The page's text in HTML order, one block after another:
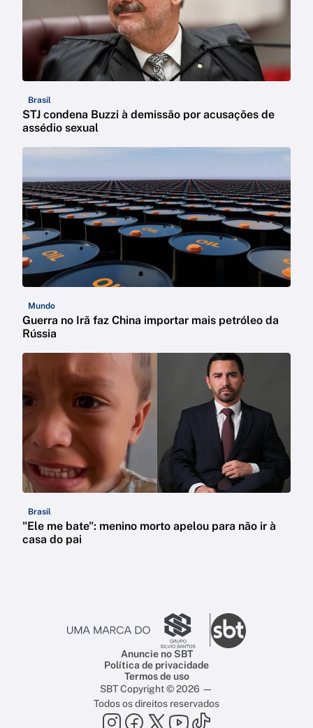
Brasil
STJ condena Buzzi à demissão por acusações de
assédio sexual
Mundo
Guerra no Irã faz China importar mais petróleo da
Rússia
Brasil
"Ele me bate": menino morto apelou para não ir à
casa do pai
Anuncie no SBT
Política de privacidade
Termos de uso
SBT Copyright © 2026 —
Todos os direitos reservados